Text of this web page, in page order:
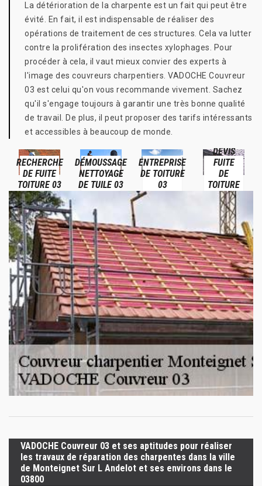
La détérioration de la charpente est un fait qui peut être
évité. En fait, il est indispensable de réaliser des
opérations de traitement de ces structures. Cela va lutter
contre la prolifération des insectes xylophages. Pour
procéder à cela, il vaut mieux convier des experts à
l'image des couvreurs charpentiers. VADOCHE Couvreur
03 est celui qu'on vous recommande vivement. Sachez
qu'il s'engage toujours à garantir une très bonne qualité
de travail. De plus, il peut proposer des tarifs intéressants
et accessibles à beaucoup de monde.
RECHERCHE
DE FUITE
TOITURE 03
DÉMOUSSAGE
NETTOYAGE
DE TUILE 03
ENTREPRISE
DE TOITURE
03
DEVIS
FUITE
DE
TOITURE
03
VADOCHE Couvreur 03 et ses aptitudes pour réaliser
les travaux de réparation des charpentes dans la ville
de Monteignet Sur L Andelot et ses environs dans le
03800